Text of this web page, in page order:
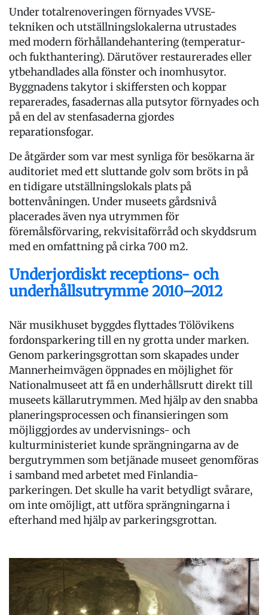
Under totalrenoveringen förnyades VVSE-
tekniken och utställningslokalerna utrustades
med modern förhållandehantering (temperatur-
och fukthantering). Därutöver restaurerades eller
ytbehandlades alla fönster och inomhusytor.
Byggnadens takytor i skiffersten och koppar
reparerades, fasadernas alla putsytor förnyades och
på en del av stenfasaderna gjordes
reparationsfogar.
De åtgärder som var mest synliga för besökarna är
auditoriet med ett sluttande golv som bröts in på
en tidigare utställningslokals plats på
bottenvåningen. Under museets gårdsnivå
placerades även nya utrymmen för
föremålsförvaring, rekvisitaförråd och skyddsrum
med en omfattning på cirka 700 m2.
Underjordiskt receptions- och
underhållsutrymme 2010–2012
När musikhuset byggdes flyttades Tölövikens
fordonsparkering till en ny grotta under marken.
Genom parkeringsgrottan som skapades under
Mannerheimvägen öppnades en möjlighet för
Nationalmuseet att få en underhållsrutt direkt till
museets källarutrymmen. Med hjälp av den snabba
planeringsprocessen och finansieringen som
möjliggjordes av undervisnings- och
kulturministeriet kunde sprängningarna av de
bergutrymmen som betjänade museet genomföras
i samband med arbetet med Finlandia-
parkeringen. Det skulle ha varit betydligt svårare,
om inte omöjligt, att utföra sprängningarna i
efterhand med hjälp av parkeringsgrottan.